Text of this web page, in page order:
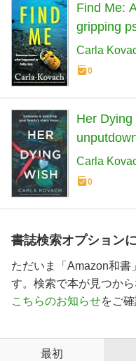
Find Me:
gripping
dropping
Carla
0
Her
thriller
Carla
0
書誌検索オプション
ただいま「Amazon和書
す。検索で本が見つか
こちらのお知らせをご
最初